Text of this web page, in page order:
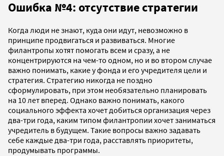
Ошибка №4: отсутствие стратегии
Когда люди не знают, куда они идут, невозможно в
принципе продвигаться и развиваться. Многие
филантропы хотят помогать всем и сразу, а не
концентрируются на чем-то одном, но и во втором случае
важно понимать, какие у фонда и его учредителя цели и
стратегия. Стратегию никогда не поздно
сформулировать, при этом необязательно планировать
на 10 лет вперед. Однако важно понимать, какого
социального эффекта хочет добиться организация через
два-три года, каким типом филантропии хочет заниматься
учредитель в будущем. Такие вопросы важно задавать
себе каждые два-три года, расставлять приоритеты,
продумывать программы.